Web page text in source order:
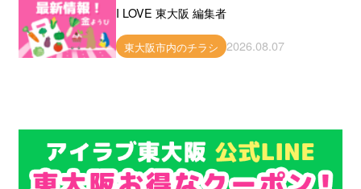
I LOVE 東大阪 編集者
東大阪市内のチラシ 2026.08.07